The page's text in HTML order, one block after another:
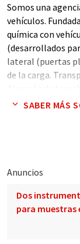
Somos una
vehículos.
química con
(desarrollados
lateral (puertas
de la carga.
disponibles. Muy
SABER MÁS
Anuncios
Dos
para muestras